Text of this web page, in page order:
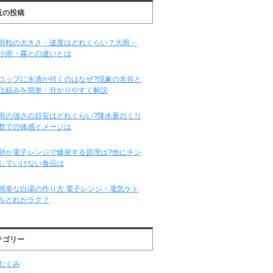
の投稿
粒の大きさ・速度はどれくらい？大雨・
雨・霧との違いとは
ップに水滴が付くのはなぜ?現象の名前と
組みを簡単・分かりやすく解説
の強さの目安はどれくらい?降水量のミリ
での体感イメージは
が電子レンジで爆発する原理は?他にチン
ていけない食品は
単な白湯の作り方 電子レンジ・電気ケト
どれがラク？
ゴリー
くみ